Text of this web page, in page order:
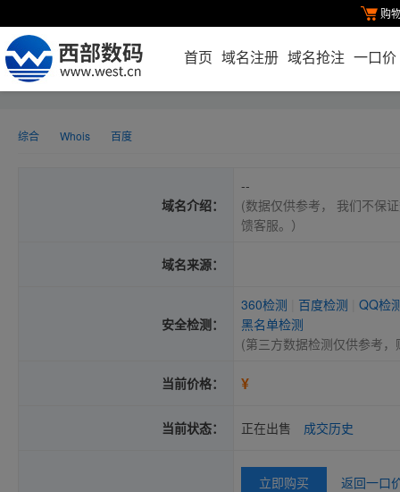
购
首页 域名注册 域名抢注 一口价
综合 Whois 百度
域名介绍：
--
(数据仅供参考， 我们不保
馈客服。）
域名来源：
安全检测：
360检测 百度检测
QQ检
黑名单检测
(第三方数据检测仅供参考
当前价格： ¥
当前状态： 正在出售 成交历史
立即购买 返回一口